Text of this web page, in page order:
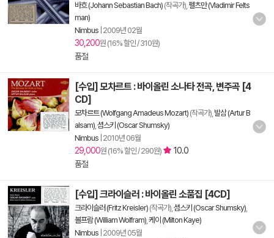
바흐 (Johann Sebastian Bach) (작곡가), 펠츠만 (Vladimir Felts
man)
Nimbus 2009년 02월
30,200원 (16% 할인 / 310원)
품절
[수입] 모차르트 : 바이올린 소나타 전곡, 변주곡 [4
CD]
모차르트 (Wolfgang Amadeus Mozart) (작곡가), 발삼 (Artur B
alsam) 셤스키 (Oscar Shumsky)
Nimbus 2010년 06월
29,000원 (16% 할인 / 290원)
10.0
품절
[수입] 크라이슬러 : 바이올린 소품집 [4CD]
크라이슬러 (Fritz Kreisler) (작곡가), 셤스키 (Oscar Shumsky)
볼프람 (William Wolfram) 케이 (Milton Kaye)
Nimbus 2009년 05월